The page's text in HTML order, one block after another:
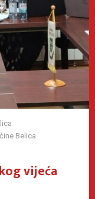
Belica
vijeća